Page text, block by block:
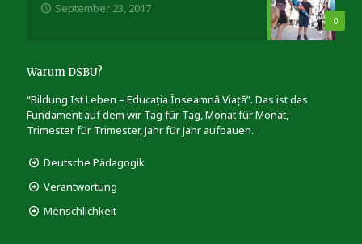
0
September 23, 2017
Warum DSBU?
“Bildung Ist Leben – Educația Înseamnă Viață”. Das ist das
Fundament auf dem wir Tag für Tag, Monat für Monat,
Trimester für Trimester, Jahr für Jahr aufbauen.
Deutsche Pädagogik
Verantwortung
Menschlichkeit